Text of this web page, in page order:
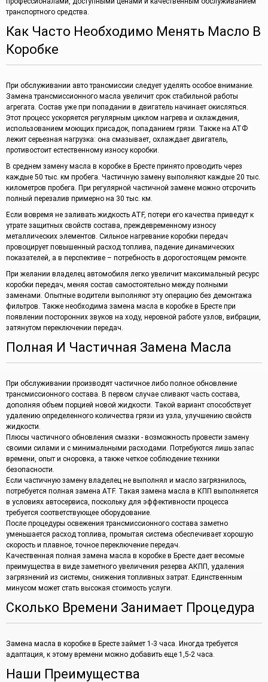
транспортного средства.
Как Часто Необходимо Менять Масло В
Коробке
При обслуживании авто трансмиссии следует уделять особое внимание.
Замена трансмиссионного масла увеличит срок стабильной работы
агрегата. Состав уже при попадании в двигатель начинает окисляться.
Этот процесс ускоряется регулярным циклом нагрева и охлаждения,
использованием моющих присадок, попаданием грязи. Также на АТФ
лежит серьезная нагрузка: она смазывает, охлаждает двигатель,
противостоит естественному износу коробки.
В среднем замену масла в коробке в Бресте принято проводить через
каждые 50 тыс. км пробега. Частичную замену выполняют каждые 20 тыс.
километров пробега. При регулярной частичной замене можно отсрочить
полный перезалив примерно на 30 тыс. км.
Если вовремя не заливать жидкость ATF, потери его качества приведут к
утрате защитных свойств состава, преждевременному износу
металлических элементов. Сильное нагревание коробки передач
провоцирует повышенный расход топлива, падение динамических
показателей, а в перспективе – потребность в дорогостоящем ремонте.
При желании владелец автомобиля легко увеличит максимальный ресурс
коробки передач, меняя состав самостоятельно между полными
заменами. Опытные водители выполняют эту операцию без демонтажа
фильтров. Также необходима замена масла в коробке в Бресте при
появлении посторонних звуков на ходу, неровной работе узлов, вибрации,
затянутом переключении передач.
Полная И Частичная Замена Масла
При обслуживании производят частичное либо полное обновление
трансмиссионного состава. В первом случае сливают часть состава,
дополняя объем порцией новой жидкости. Такой вариант способствует
удалению определенного количества грязи из узла, улучшению свойств
жидкости.
Плюсы частичного обновления смазки - возможность провести замену
своими силами и с минимальными расходами. Потребуются лишь запас
времени, опыт и сноровка, а также четкое соблюдение техники
безопасности.
Если частичную замену владелец не выполнял и масло загрязнилось,
потребуется полная замена ATF. Такая замена масла в КПП выполняется
в условиях автосервиса, поскольку для эффективности процесса
требуется соответствующее оборудование.
После процедуры освежения трансмиссионного состава заметно
уменьшается расход топлива, промытая система обеспечивает хорошую
скорость и плавное, точное переключение передач.
Качественная полная замена масла в коробке в Бресте дает весомые
преимущества в виде заметного увеличения резерва АКПП, удаления
загрязнений из системы, снижения топливных затрат. Единственным
минусом может стать высокая стоимость услуги.
Сколько Времени Занимает Процедура
Замена масла в коробке в Бресте займет 1-3 часа. Иногда требуется
адаптация, к этому времени можно добавить еще 1,5-2 часа.
Наши Преимущества